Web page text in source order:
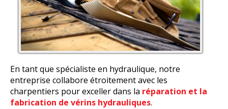
En tant que spécialiste en hydraulique, notre
entreprise collabore étroitement avec les
charpentiers pour exceller dans la réparation et la
fabrication de vérins hydrauliques.